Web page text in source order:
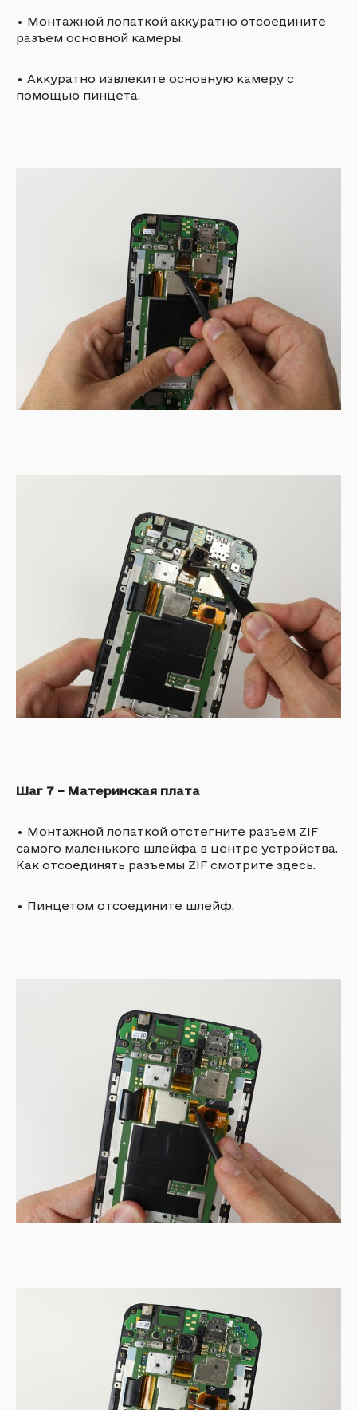
• Монтажной лопаткой аккуратно отсоедините
разъем основной камеры.
• Аккуратно извлеките основную камеру с
помощью пинцета.
Шаг 7 – Материнская плата
• Монтажной лопаткой отстегните разъем ZIF
самого маленького шлейфа в центре устройства.
Как отсоединять разъемы ZIF смотрите здесь.
• Пинцетом отсоедините шлейф.